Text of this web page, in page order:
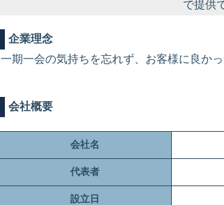
で提供
企業理念
一期一会の気持ちを忘れず、お客様に良か
会社概要
会社名
代表者
設立日